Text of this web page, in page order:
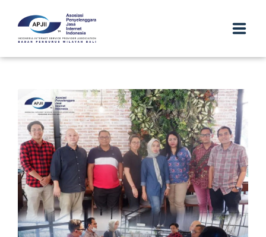
KEANGGOTAAN
PARTNER
LAYANAN
LAPORAN
DOKUMENTASI